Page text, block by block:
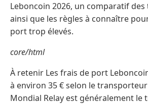
Leboncoin 2026, un comparatif
ainsi que les règles à connaître
port trop élevés.
core/html
À retenir Les frais de port
à environ 35 € selon le
Mondial Relay est généralement le